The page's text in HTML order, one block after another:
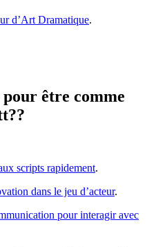
d’Art Dramatique.
pour être comme
scripts rapidement.
dans le jeu d’acteur.
pour interagir avec